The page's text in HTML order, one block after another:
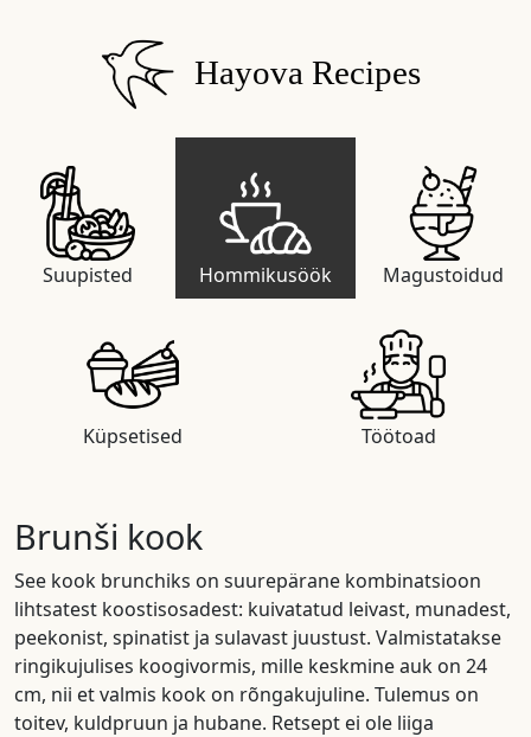
Hayova Recipes
Suupisted Hommikusöök Magustoidud
Küpsetised Töötoad
Brunši kook
See kook brunchiks on suurepärane kombinatsioon
lihtsatest koostisosadest: kuivatatud leivast, munadest,
peekonist, spinatist ja sulavast juustust. Valmistatakse
ringikujulises koogivormis, mille keskmine auk on 24
cm, nii et valmis kook on rõngakujuline. Tulemus on
toitev, kuldpruun ja hubane. Retsept ei ole liiga